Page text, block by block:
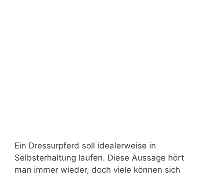
Ein Dressurpferd soll idealerweise in
Selbsterhaltung laufen. Diese Aussage hört
man immer wieder, doch viele können sich